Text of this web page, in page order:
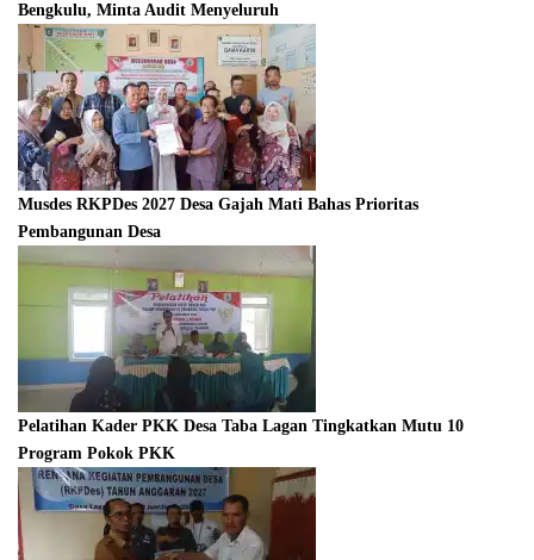
Bengkulu, Minta Audit Menyeluruh
Musdes RKPDes 2027 Desa Gajah Mati Bahas Prioritas
Pembangunan Desa
Pelatihan Kader PKK Desa Taba Lagan Tingkatkan Mutu 10
Program Pokok PKK